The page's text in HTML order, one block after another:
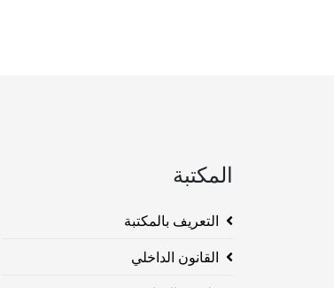
المكتبة
التعريف بالمكتبة
القانون الداخلي